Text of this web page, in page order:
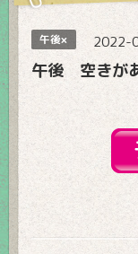
午後× 2022-
午後 空きが